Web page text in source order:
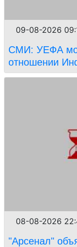
09-08-2026
СМИ: УЕФА
отношении
08-08-2026
"Арсенал"